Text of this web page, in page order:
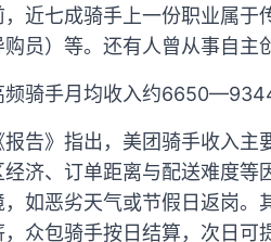
，近七成骑手上一份职业属于
购员）等。还有人曾从事自主
频骑手月均收入约
报告》指出，美团骑手收入
经济、订单距离与配送难度
，如恶劣天气或节假日返岗。
，众包骑手按日结算，次日可